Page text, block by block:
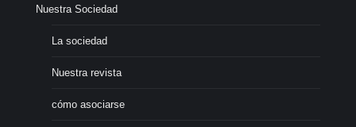
Nuestra Sociedad
La sociedad
Nuestra revista
cómo asociarse